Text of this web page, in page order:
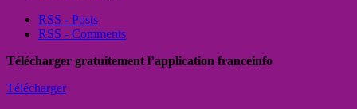
RSS - Posts
RSS - Comments
Télécharger gratuitement l’application franceinfo
Télécharger